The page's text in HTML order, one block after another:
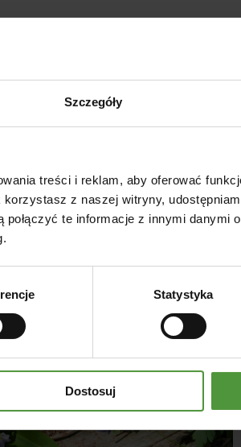
Szczegóły
treści i reklam, aby oferować
z naszej witryny,
te informacje z innymi danymi
Statystyka
Dostosuj